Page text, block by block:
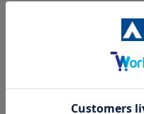
INFORMATION